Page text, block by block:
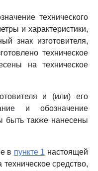
технического
и характеристики,
знак изготовителя,
техническое
на техническое
и (или) его
и обозначение
быть также нанесены
в пункте 1 настоящей
средство,